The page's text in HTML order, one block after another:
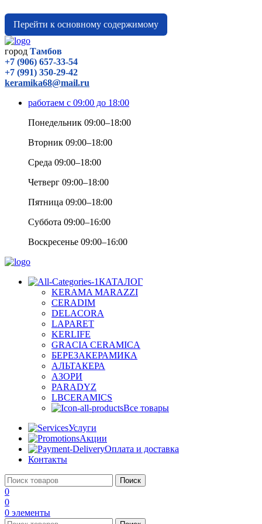
Перейти к основному содержимому
город Тамбов
+7 (906) 657-33-54
+7 (991) 350-29-42
keramika68@mail.ru
работаем с 09:00 до 18:00
Понедельник 09:00–18:00
Вторник 09:00–18:00
Среда 09:00–18:00
Четверг 09:00–18:00
Пятница 09:00–18:00
Суббота 09:00–16:00
Воскресенье 09:00–16:00
КАТАЛОГ
KERAMA MARAZZI
CERADIM
DELACORA
LAPARET
KERLIFE
GRACIA CERAMICA
БЕРЕЗАКЕРАМИКА
АЛЬТАКЕРА
АЗОРИ
PARADYZ
LBCERAMICS
Все товары
Услуги
Акции
Оплата и доставка
Контакты
Поиск
0
0
0 элементы